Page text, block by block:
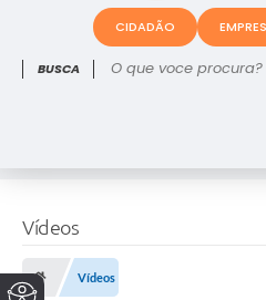
O que voce procura?
CIDADÃO
Vídeos
Vídeos